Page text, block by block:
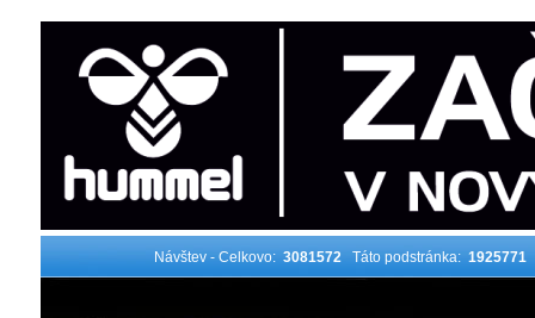
Návštev - Celkovo: 3081572 Táto podstránka: 1925771